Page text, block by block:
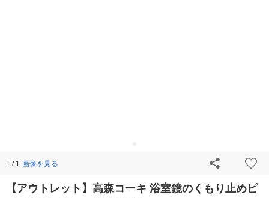
1 / 1 画像を見る
【アウトレット】高森コーキ 浴室鏡のくもり止めピ